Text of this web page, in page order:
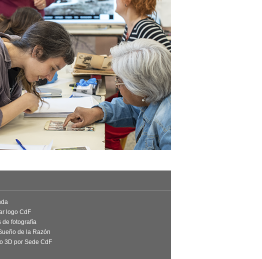
logo CdF
de fotografía
de la Razón
3D por Sede CdF